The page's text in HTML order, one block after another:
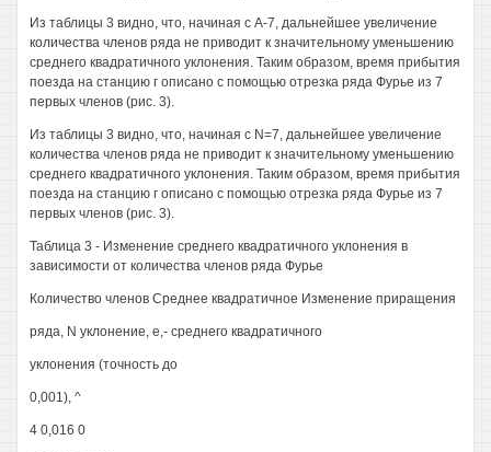
Из таблицы 3 видно, что, начиная с А-7, дальнейшее увеличение
количества членов ряда не приводит к значительному уменьшению
среднего квадратичного уклонения. Таким образом, время прибытия
поезда на станцию г описано с помощью отрезка ряда Фурье из 7
первых членов (рис. 3).
Из таблицы 3 видно, что, начиная с N=7, дальнейшее увеличение
количества членов ряда не приводит к значительному уменьшению
среднего квадратичного уклонения. Таким образом, время прибытия
поезда на станцию г описано с помощью отрезка ряда Фурье из 7
первых членов (рис. 3).
Таблица 3 - Изменение среднего квадратичного уклонения в
зависимости от количества членов ряда Фурье
Количество членов Среднее квадратичное Изменение приращения
ряда, N уклонение, е,- среднего квадратичного
уклонения (точность до
0,001), ^
4 0,016 0